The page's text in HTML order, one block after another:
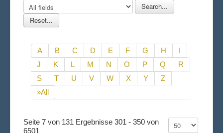
A B C D E F G H
I
J
K L M N O P Q
R
S
T U V W X Y
Z
»All
Seite 7 von 131 Ergebnisse 301 - 350 von
6501